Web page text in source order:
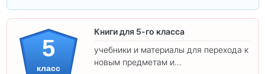
5
класс
Книги для 5-го класса
учебники и материалы для перехода к
новым предметам и